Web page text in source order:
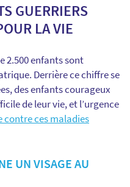
GUERRIERS
LA VIE
2.500 enfants sont
Derrière ce chiffre se
des enfants courageux
de leur vie, et l’urgence
contre ces maladies
UN VISAGE AU